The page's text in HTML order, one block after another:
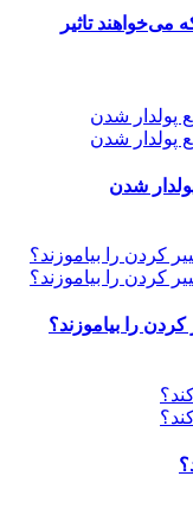
تاثیر
را بیاموزند؟